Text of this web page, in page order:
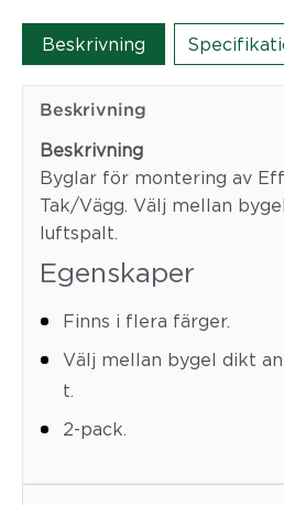
Beskrivning
Beskrivning
Beskrivning
Byglar för montering av
Tak/Vägg. Välj mellan
luftspalt.
Egenskaper
Finns i flera färger.
Välj mellan bygel dikt
t.
2-pack.